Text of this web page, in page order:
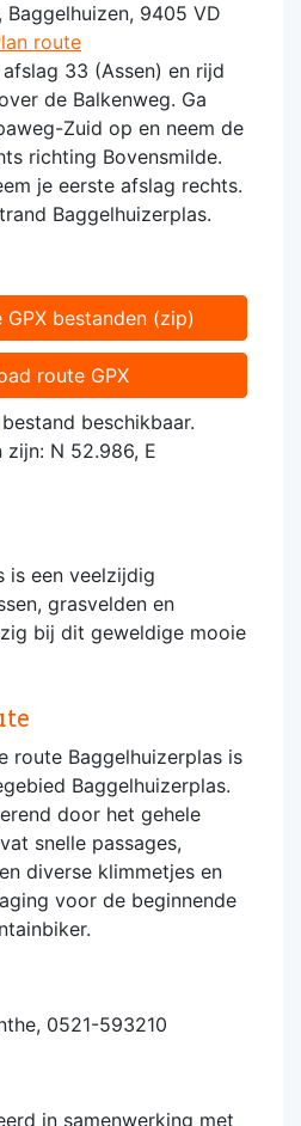
Baggelhuizen, 9405 VD
route
33 (Assen) en rijd
de Balkenweg. Ga
Zuid op en neem de
richting Bovensmilde.
je eerste afslag rechts.
Baggelhuizerplas.
bestanden (zip)
route GPX
beschikbaar.
N 52.986, E
is een veelzijdig
grasvelden en
bij dit geweldige mooie
route Baggelhuizerplas is
Baggelhuizerplas.
door het gehele
snelle passages,
diverse klimmetjes en
voor de beginnende
0521-593210
in samenwerking met